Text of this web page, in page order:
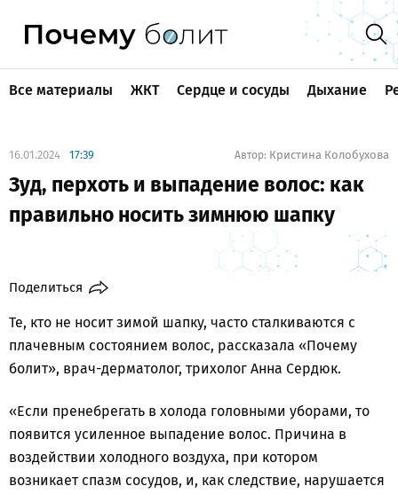
Все материалы ЖКТ Сердце и сосуды Дыхание
16.01.2024 17:39 Автор: Кристина Колобухова
Зуд, перхоть и выпадение волос: как
правильно носить зимнюю шапку
Поделиться
Те, кто не носит зимой шапку, часто сталкиваются с
плачевным состоянием волос, рассказала «Почему
болит», врач-дерматолог, трихолог Анна Сердюк.
«Если пренебрегать в холода головными уборами, то
появится усиленное выпадение волос. Причина в
воздействии холодного воздуха, при котором
возникает спазм сосудов, и, как следствие, нарушается